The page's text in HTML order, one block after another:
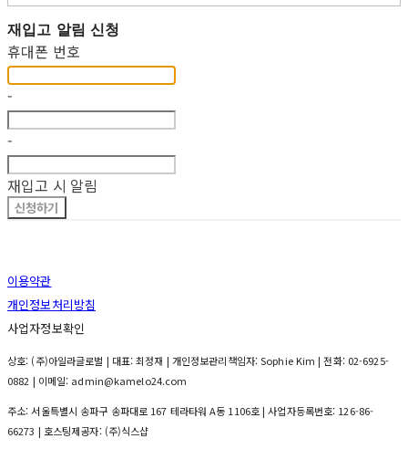
재입고 알림 신청
휴대폰 번호
-
-
재입고 시 알림
신청하기
이용약관
개인정보처리방침
사업자정보확인
상호: (주)아일라글로벌 | 대표: 최정재 | 개인정보관리책임자: Sophie Kim | 전화: 02-6925-
0882 | 이메일: admin@kamelo24.com
주소: 서울특별시 송파구 송파대로 167 테라타워 A동 1106호 | 사업자등록번호: 126-86-
66273 | 호스팅제공자: (주)식스샵